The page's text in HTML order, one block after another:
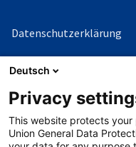
Datenschutzerklärung
Whistleblowing-Verfahren
©Copyright - 2026 AHK
Deutsch
Privacy
This website protects
Union General Data